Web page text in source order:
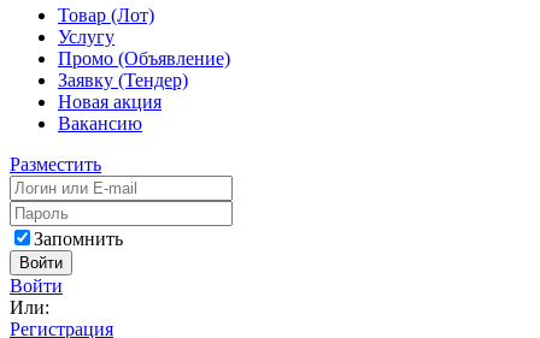
Товар (Лот)
Услугу
Промо (Объявление)
Заявку (Тендер)
Новая акция
Вакансию
Разместить
Запомнить
Войти
Войти
Или:
Регистрация